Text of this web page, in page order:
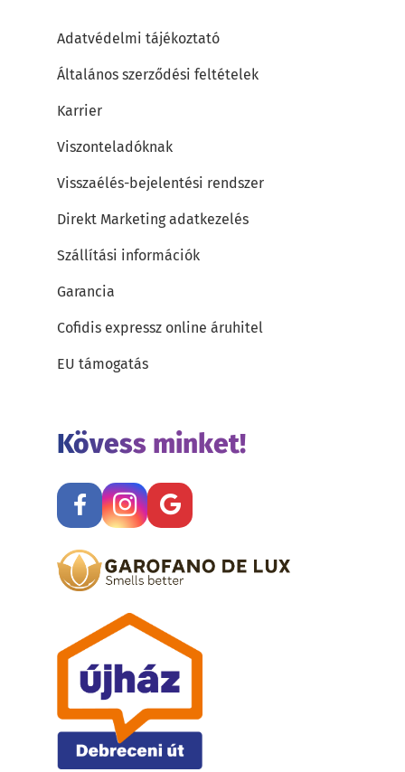
Adatvédelmi tájékoztató
Általános szerződési feltételek
Karrier
Viszonteladóknak
Visszaélés-bejelentési rendszer
Direkt Marketing adatkezelés
Szállítási információk
Garancia
Cofidis expressz online áruhitel
EU támogatás
Kövess minket!